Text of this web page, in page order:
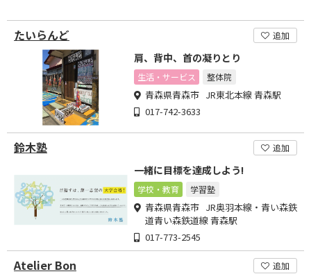
たいらんど 追加
肩、背中、首の凝りとり
生活・サービス 整体院
青森県青森市 JR東北本線 青森駅
017-742-3633
鈴木塾 追加
一緒に目標を達成しよう!
学校・教育 学習塾
青森県青森市 JR奥羽本線・青い森鉄
道青い森鉄道線 青森駅
017-773-2545
Atelier Bon 追加